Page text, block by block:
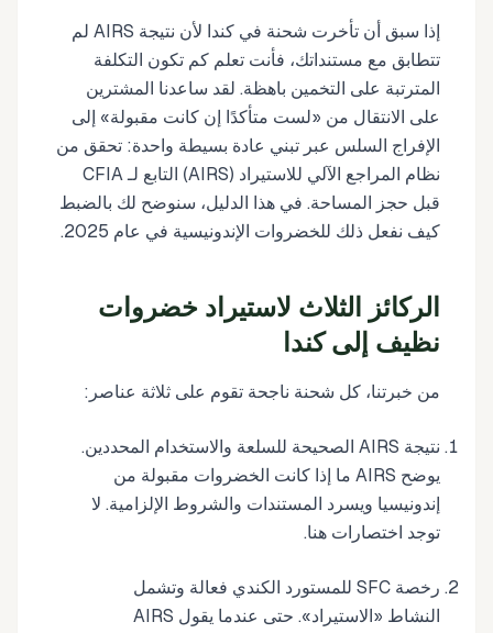
إذا سبق أن تأخرت شحنة في كندا لأن نتيجة AIRS لم
تتطابق مع مستنداتك، فأنت تعلم كم تكون التكلفة
المترتبة على التخمين باهظة. لقد ساعدنا المشترين
على الانتقال من «لست متأكدًا إن كانت مقبولة» إلى
الإفراج السلس عبر تبني عادة بسيطة واحدة: تحقق من
نظام المراجع الآلي للاستيراد (AIRS) التابع لـ CFIA
قبل حجز المساحة. في هذا الدليل، سنوضح لك بالضبط
كيف نفعل ذلك للخضروات الإندونيسية في عام 2025.
الركائز الثلاث لاستيراد خضروات
نظيف إلى كندا
من خبرتنا، كل شحنة ناجحة تقوم على ثلاثة عناصر:
نتيجة AIRS الصحيحة للسلعة والاستخدام المحددين.
يوضح AIRS ما إذا كانت الخضروات مقبولة من
إندونيسيا ويسرد المستندات والشروط الإلزامية. لا
توجد اختصارات هنا.
رخصة SFC للمستورد الكندي فعالة وتشمل
النشاط «الاستيراد». حتى عندما يقول AIRS